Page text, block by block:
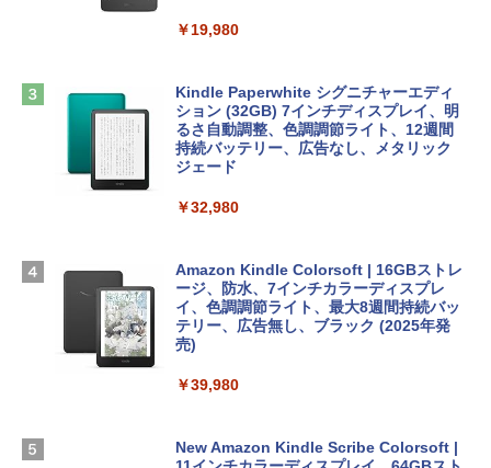
Apple 2026 MacBook Air M5チップ搭載
13インチノートブック：AIとApple Intell
igence、13.6インチLiquid Retinaディ
スプレイ、24GBユニファイドメモリ、1
ラ、Touch ID - ミッドナイト + 3年延長
￥347,600
【Amazon.co.jp限定】 HP ノートパソコ
SSD インテル Core 5
4(最新 永続版)|オンラインコード版|Wind
ows11、10/mac対応|PC2台
￥39,582
Robloxギフトカード - 1000 Robux 【限
ラインコード版
￥1,600
版)|オンラインコード版|Windows11、1
￥37,224
ClaudeCode いちばんやさしい 教科書:
にもKindle出版にも！ 非エンジニアのた
めのAIコーディング入門シリーズ
￥99
FM TOWNS ハイパー・カタログ: 本体ハ
￥1,600
1冊ですべて身につくHTML & CSSとWe
￥19,980
Kindle Paperwhite シグニチャーエディ
ション (32GB) 7インチディスプレイ、明
るさ自動調整、色調調節ライト、12週間
持続バッテリー、広告なし、メタリック
ジェード
￥32,980
Amazon Kindle Colorsoft | 16GBストレ
ージ、防水、7インチカラーディスプレ
イ、色調調節ライト、最大8週間持続バッ
テリー、広告無し、ブラック (2025年発
売)
￥39,980
New Amazon Kindle Scribe Colorsoft |